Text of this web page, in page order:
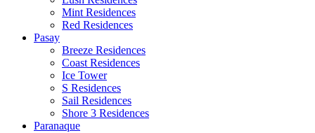
Mint Residences
Red Residences
Pasay
Breeze Residences
Coast Residences
Ice Tower
S Residences
Sail Residences
Shore 3 Residences
Paranaque